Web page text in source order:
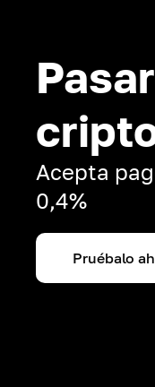
Acepta
0,4%
Pruébalo